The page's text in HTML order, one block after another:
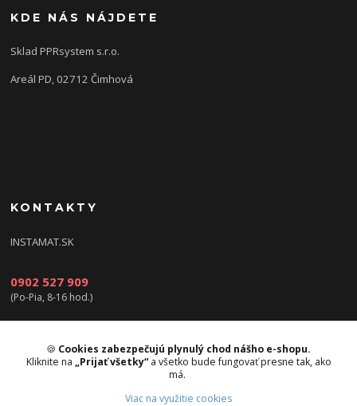
KDE NÁS NÁJDETE
Sklad PPRsystem s.r.o.
Areál PD, 02712 Čimhová
KONTAKTY
INSTAMAT.SK
0902 527 909
(Po-Pia, 8-16 hod.)
info@instamat.sk
🍪 Cookies zabezpečujú plynulý chod nášho e-shopu.
Kliknite na „Prijať všetky“a všetko bude fungovať presne tak, ako
má.
Viac na využitie cookies